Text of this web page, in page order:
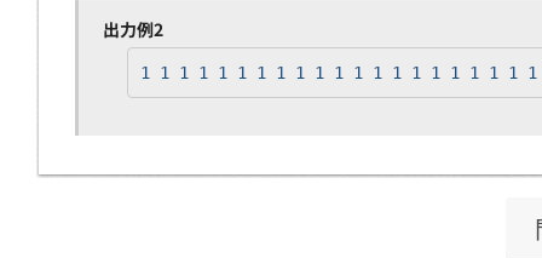
出力例2
1 1 1 1 1 1 1 1 1 1 1 1 1 1 1 1 1 1 1 1